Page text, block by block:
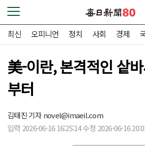
최신 오피니언 정치 사회 경제
美-이란, 본격적인 샅
부터
김태진 기자novel@imaeil.com
입력 2026-06-16 16:25:14 수정 2026-06-16